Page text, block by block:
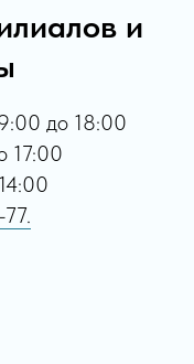
и
до 18:00
17:00